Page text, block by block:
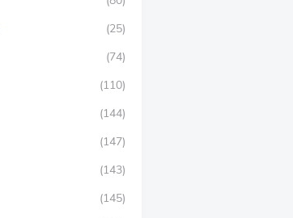
(25)
(74)
(110)
(144)
(147)
(143)
(145)